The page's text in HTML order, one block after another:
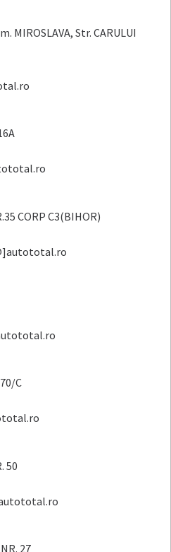
MIROSLAVA, Str. CARULUI
CORP C3(BIHOR)
C
50
27